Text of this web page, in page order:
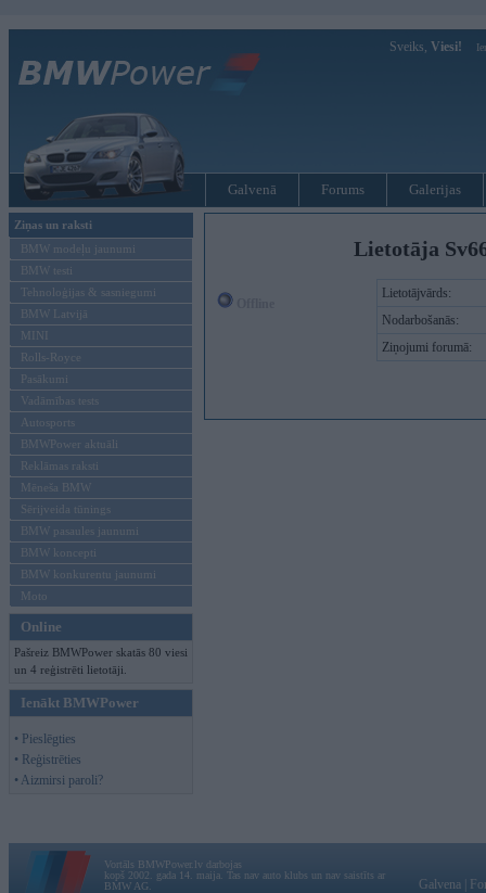
Sveiks, Viesi!
Galvenā Forums Galerijas
Ziņas un raksti
BMW modeļu jaunumi
BMW testi
Tehnoloģijas & sasniegumi
BMW Latvijā
MINI
Rolls-Royce
Pasākumi
Vadāmības tests
Autosports
BMWPower aktuāli
Reklāmas raksti
Mēneša BMW
Sērijveida tūnings
BMW pasaules jaunumi
BMW koncepti
BMW konkurentu jaunumi
Moto
Online
Pašreiz BMWPower skatās 80 viesi
un 4 reģistrēti lietotāji.
Ienākt BMWPower
• Pieslēgties
• Reģistrēties
• Aizmirsi paroli?
Lietotāja
Lietotājvārds:
Nodarbošanās:
Ziņojumi forumā:
Vortāls BMWPower.lv darbojas
kopš 2002. gada 14. maija. Tas nav auto klubs un nav saistīts ar
BMW AG.
Galvena